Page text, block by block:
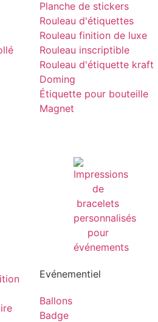
Planche de stickers
Rouleau d'étiquettes
Rouleau finition de luxe
Rouleau inscriptible
Rouleau d'étiquette kraft
Doming
Étiquette pour bouteille
Magnet
Evénementiel
Ballons
Badge